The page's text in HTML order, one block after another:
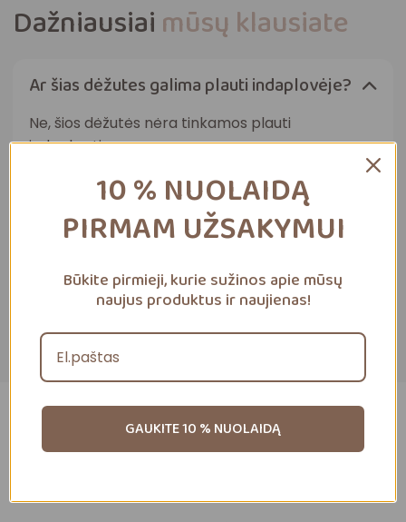
Dažniausiaimūsų klausiate
Ar šias dėžutes galima plauti indaplovėje?
Ne, šios dėžutės nėra tinkamos plauti
indaplovėje.
Ar dėžutės tinkamos mikrobangų
krosnelei?
Kiek dėžučių yra rinkinyje?
Ar medžiaga yra saugi?
Susiję
produktai Daugiau prekių
10 % NUOLAIDĄ
PIRMAM UŽSAKYMUI
Būkite pirmieji, kurie sužinos apie mūsų
naujus produktus ir naujienas!
GAUKITE 10 % NUOLAIDĄ